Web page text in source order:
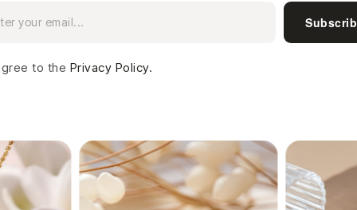
to the Privacy Policy.